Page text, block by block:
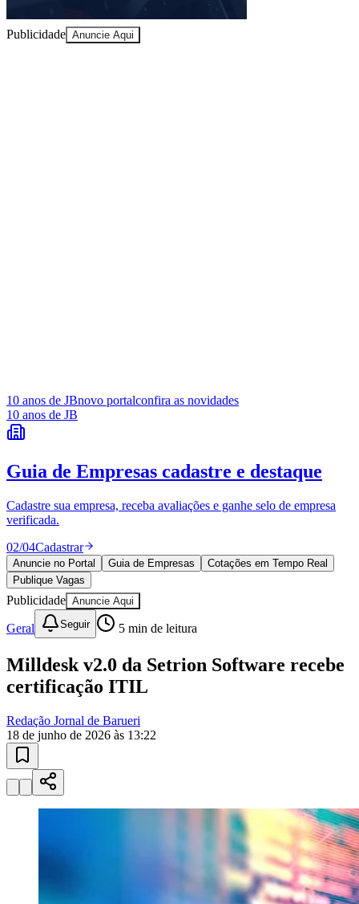
Ceará
Publicidade Anuncie Aqui
10 anos de JBnovo portalconfira as novidades
10 anos de JB
Guia de Empresas cadastre e destaque
Cadastre sua empresa, receba avaliações e ganhe selo de empresa
verificada.
02/04Cadastrar
Anuncie no Portal Guia de Empresas
Cotações em Tempo Real
Publique Vagas
Publicidade Anuncie Aqui
Geral Seguir 5 min de leitura
Milldesk v2.0 da Setrion Software recebe
certificação ITIL
Redação Jornal de Barueri
18 de junho de 2026 às 13:22